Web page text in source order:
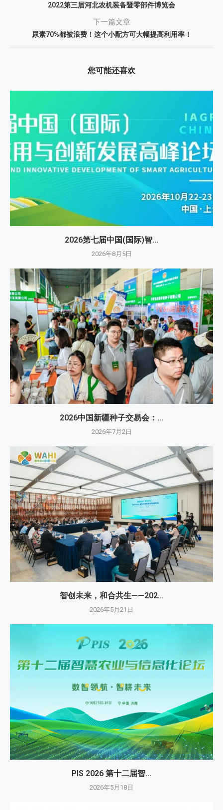
2022第三届河北农机装备暨零部件博览会
下一篇文章
尿素70%都被浪费！这个小配方可大幅提高利用率！
您可能还喜欢
2026第七届中国(国际)智...
2026年8月5日
2026中国新疆种子交易会：...
2026年7月2日
智创未来，和合共生——202...
2026年5月21日
PIS 2026 第十二届智...
2026年5月18日